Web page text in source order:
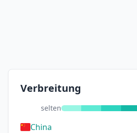
Verbreitung
selten
China